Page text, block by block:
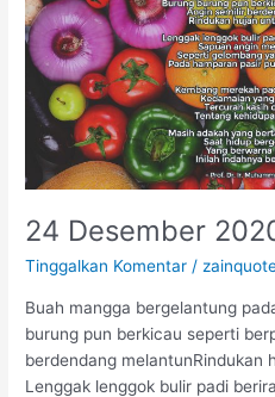
24 Desember
Tinggalkan Komentar /
Buah mangga bergelantung
burung pun berkicau seperti
berdendang melantunRindukan
Lenggak lenggok bulir padi
Desember
2020